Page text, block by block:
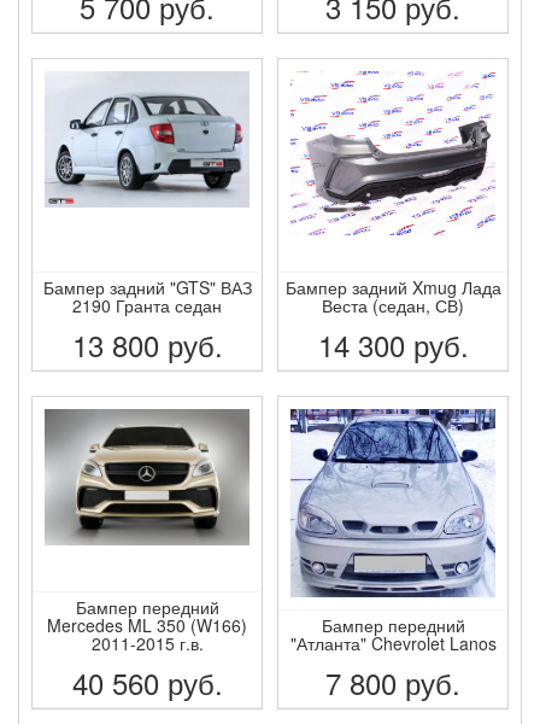
ПОДРОБНЕЕ ПОДРОБНЕЕ
Бампер задний "GTS" ВАЗ
2190 Гранта седан
13 800 руб.
ПОДРОБНЕЕ
Бампер задний Xmug Лада
Веста (седан, СВ)
14 300 руб.
ПОДРОБНЕЕ
Бампер передний
Mercedes ML 350 (W166)
2011-2015 г.в.
40 560 руб.
Бампер передний
"Атланта" Chevrolet Lanos
7 800 руб.